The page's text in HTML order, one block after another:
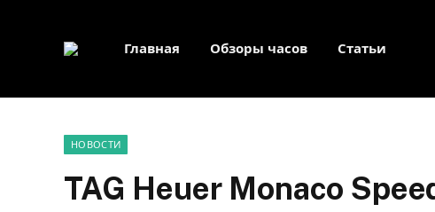
Главная Обзоры часов Статьи
НОВОСТИ
TAG Heuer Monaco